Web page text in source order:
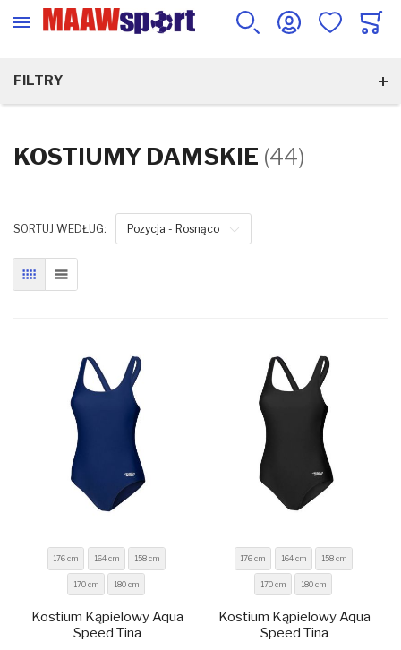
KOSTIUMY DAMSKIE (44)
SORTUJ WEDŁUG: Pozycja - Rosnąco
SIATKALISTA
W magazynie
176 cm 164 cm 158 cm
170 cm 180 cm
Kostium Kąpielowy Aqua
Speed Tina
W magazynie
176 cm 164 cm 158 cm
170 cm 180 cm
Kostium Kąpielowy Aqua
Speed Tina
FILTRY